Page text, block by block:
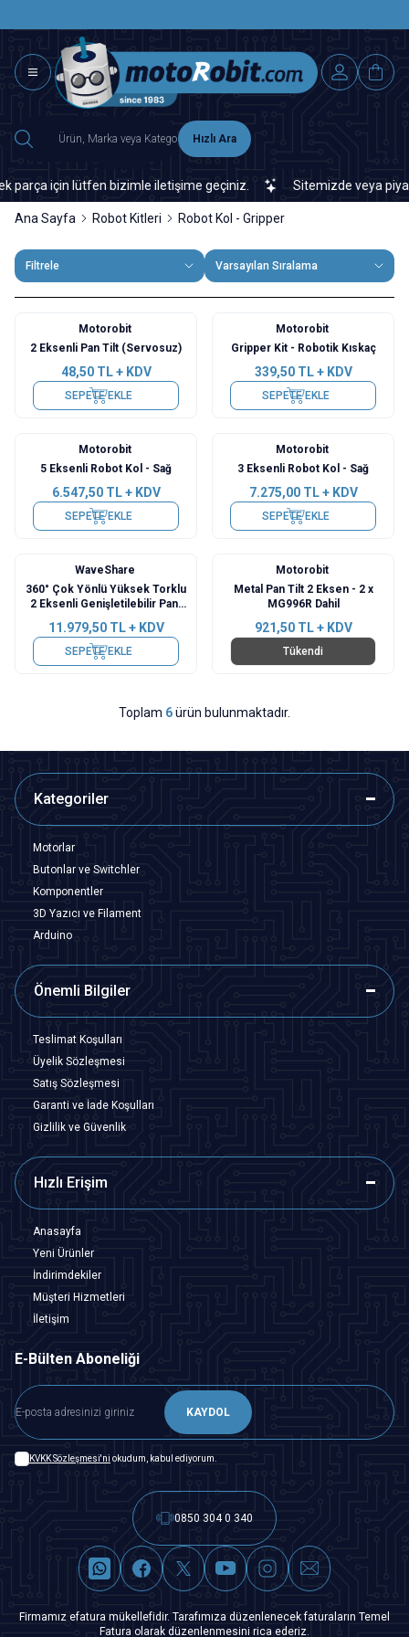
Hızlı Ara
için lütfen bizimle iletişime geçiniz. Sitemizde veya
Ana Sayfa Robot Kitleri Robot Kol - Gripper
Filtrele Varsayılan Sıralama
Motorobit
2 Eksenli Pan Tilt (Servosuz)
48,50TL + KDV
SEPETE EKLE
Motorobit
Gripper Kit - Robotik Kıskaç
339,50TL + KDV
SEPETE EKLE
Motorobit
5 Eksenli Robot Kol - Sağ
6.547,50TL + KDV
SEPETE EKLE
Motorobit
3 Eksenli Robot Kol - Sağ
7.275,00TL + KDV
SEPETE EKLE
WaveShare
360° Çok Yönlü Yüksek Torklu
2 Eksenli Genişletilebilir Pan-
11.979,50TL + KDV
SEPETE EKLE
Motorobit
Metal Pan Tilt 2 Eksen - 2 x
MG996R Dahil
921,50TL + KDV
Tükendi
Toplam 6ürün bulunmaktadır.
Kategoriler
Motorlar
Butonlar ve Switchler
Komponentler
3D Yazıcı ve Filament
Arduino
Önemli Bilgiler
Teslimat Koşulları
Üyelik Sözleşmesi
Satış Sözleşmesi
Garanti ve İade Koşulları
Gizlilik ve Güvenlik
Hızlı Erişim
Anasayfa
Yeni Ürünler
İndirimdekiler
Müşteri Hizmetleri
İletişim
E-Bülten Aboneliği
KAYDOL
KVKK Sözleşmesi'ni okudum, kabul ediyorum.
0850 304 0 340
Firmamız efatura mükellefidir. Tarafımıza düzenlenecek faturaların Temel
Fatura olarak düzenlenmesini rica ederiz.